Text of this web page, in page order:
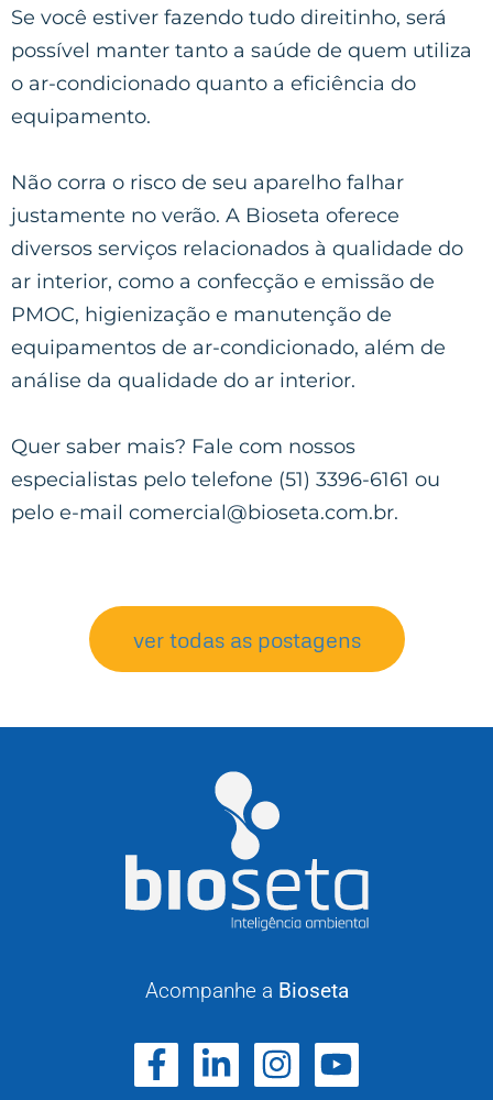
Se você estiver fazendo tudo direitinho, será
possível manter tanto a saúde de quem utiliza
o ar-condicionado quanto a eficiência do
equipamento.
Não corra o risco de seu aparelho falhar
justamente no verão. A Bioseta oferece
diversos serviços relacionados à qualidade do
ar interior, como a confecção e emissão de
PMOC, higienização e manutenção de
equipamentos de ar-condicionado, além de
análise da qualidade do ar interior.
Quer saber mais? Fale com nossos
especialistas pelo telefone (51) 3396-6161 ou
pelo e-mail comercial@bioseta.com.br.
ver todas as postagens
Acompanhe a Bioseta